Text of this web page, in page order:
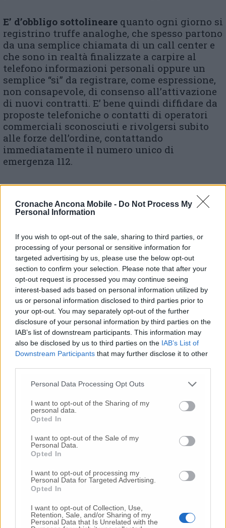
Cronache Ancona Mobile - Do Not Process My
Personal Information
If you wish to opt-out of the sale, sharing to third parties, or
processing of your personal or sensitive information for
targeted advertising by us, please use the below opt-out
section to confirm your selection. Please note that after your
opt-out request is processed you may continue seeing
interest-based ads based on personal information utilized by
us or personal information disclosed to third parties prior to
your opt-out. You may separately opt-out of the further
disclosure of your personal information by third parties on the
IAB’s list of downstream participants. This information may
also be disclosed by us to third parties on the IAB’s List of
Downstream Participants that may further disclose it to other
Personal Data Processing Opt Outs
I want to opt-out of the Sharing of my
personal data.
Opted In
I want to opt-out of the Sale of my
Personal Data.
Opted In
I want to opt-out of processing my
Personal Data for Targeted Advertising.
Opted In
I want to opt-out of Collection, Use,
Retention, Sale, and/or Sharing of my
Personal Data that Is Unrelated with the
E’ d’obbligo sottolineare quanto ogni giorno si
registrino truffe analoghe, che spesso partono
da una semplice chiamata di un call center e
che sono in realtà finalizzate a carpire al
telefono informazioni personali oppure un
semplice “si” da registrare, come espressione,
non consapevole, di consenso all’attivazione
di nuovi contratti. E’ bene quindi diffidare da
proposte telefoniche o contatti di operatori
commerciali sconosciuti e rivolgersi subito
alle forze dell’ordine, contattando
immediatamente il numero unico di
emergenza 112.
© RIPRODUZIONE RISERVATA
Commenti
Nessun commento presente
Commenta
Commenta l'articolo
Gli articoli più letti
24 Lug-Bimbi costretti a colpirsi da soli
-Luigia Fortunato,l’ennesimo femminicidio:
prima la lite, poi la furia col coltello
-Femminicidio a Loreto.Donna uccisa a
coltellate.Fermato il compagno: “L’ho ammazzata”